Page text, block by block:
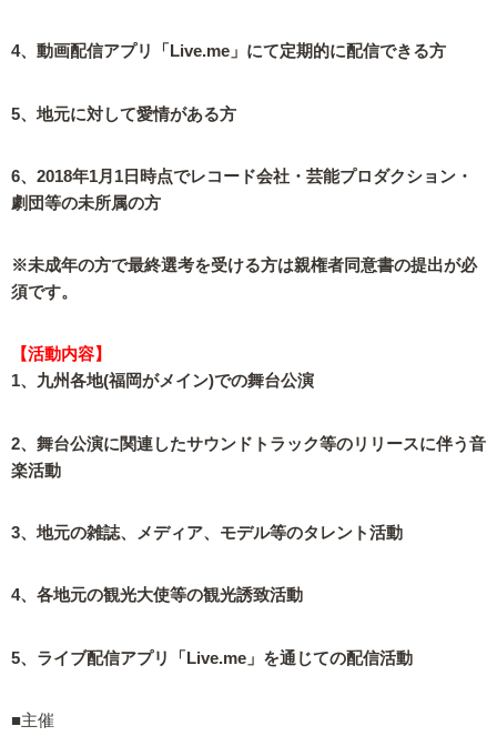
4、動画配信アプリ「Live.me」にて定期的に配信できる方
5、地元に対して愛情がある方
6、2018年1月1日時点でレコード会社・芸能プロダクション・
劇団等の未所属の方
※未成年の方で最終選考を受ける方は親権者同意書の提出が必
須です。
【活動内容】
1、九州各地(福岡がメイン)での舞台公演
2、舞台公演に関連したサウンドトラック等のリリースに伴う音
楽活動
3、地元の雑誌、メディア、モデル等のタレント活動
4、各地元の観光大使等の観光誘致活動
5、ライブ配信アプリ「Live.me」を通じての配信活動
■主催